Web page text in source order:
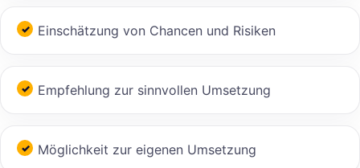
Einschätzung von Chancen und Risiken
Empfehlung zur sinnvollen Umsetzung
Möglichkeit zur eigenen Umsetzung